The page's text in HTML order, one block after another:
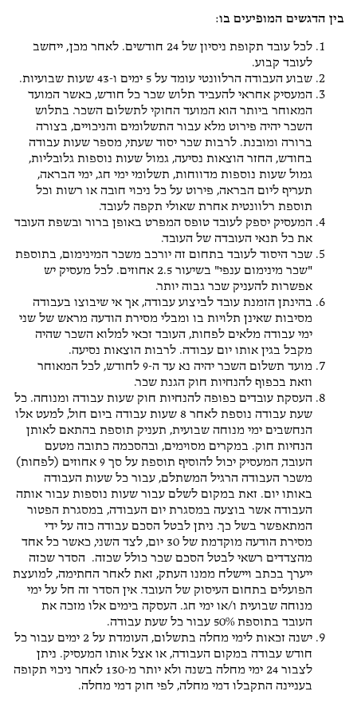
בין הדגשים המופיעים בו:
לכל עובד תקופת ניסיון של 24 חודשים. לאחר מכן, ייחשב
לעובד קבוע.
שבוע העבודה הרלוונטי עומד על 5 ימים ו-43 שעות שבועיות.
המעסיק אחראי להעביד תלוש שכר כל חודש, כאשר המועד
המאוחר ביותר הוא המועד החוקי לתשלום השכר. בתלוש
השכר יהיה פירוט מלא עבור התשלומים והניכויים, בצורה
ברורה ומובנת. לרבות שכר יסוד שעתי, מספר שעות עבודה
בחודש, החזר הוצאות נסיעה, גמול שעות נוספות גלובליות,
גמול שעות נוספות מדווחות, תשלומי ימי חג, ימי הבראה,
תעריף ליום הבראה, פירוט על כל ניכוי חובה או רשות וכל
תוספת רלוונטית אחרת שאולי תקפה לעובד.
המעסיק יספק לעובד טופס המפרט באופן ברור ובשפת העובד
את כל תנאי העובדה של העובד.
שכר היסוד לעובד בתחום זה יורכב משכר המינימום, בתוספת
"שכר מינימום ענפי" בשיעור 2.5 אחוזים. לכל מעסיק יש
אפשרות להעניק שכר גבוה יותר.
בהינתן הזמנת עובד לביצוע עבודה, אך אי שיבוצו בעבודה
מסיבות שאינן תלויות בו ומבלי מסירת הודעה מראש של שני
ימי עבודה מלאים לפחות, העובד זכאי למלוא השכר שהיה
מקבל בגין אותו יום עבודה. לרבות הוצאות נסיעה.
מועד תשלום השכר יהיה נא עד ה-9 לחודש, לכל המאוחר
וזאת בכפוף להנחיות חוק הגנת שכר.
העסקת עובדים כפופה להנחיות חוק שעות עבודה ומנוחה. כל
שעת עבודה נוספת לאחר 8 שעות עבודה ביום חול, למעט אלו
הנחשבים ימי מנוחה שבועית, תעניק תוספת בהתאם לאותן
הנחיות חוק. במקרים מסוימים, ובהסכמה כתובה מטעם
העובד, המעסיק יכול להוסיף תוספת על סך 9 אחוזים (לפחות)
משכר העבודה הרגיל המשתלם, עבור כל שעות העבודה
באותו יום. זאת במקום לשלם עבור שעות נוספות עבור אותה
העבודה אשר בוצעה במסגרת יום העבודה, במסגרת הפטור
המתאפשר בשל כך. ניתן לבטל הסכם עבודה כזה על ידי
מסירת הודעה מוקדמת של 30 יום, לצד השני, כאשר כל אחד
מהצדדים רשאי לבטל הסכם שכר כולל שכזה. הסדר שכזה
ייערך בכתב ויישלח ממנו העתק, זאת לאחר החתימה, למועצת
הפועלים בתחום העיסוק של העובד. אין הסדר זה חל על ימי
מנוחה שבועית ו/או ימי חג. העסקה בימים אלו מזכה את
העובד בתוספת 50% עבור כל שעת עבודה.
ישנה זכאות לימי מחלה בתשלום, העומדת על 2 ימים עבור כל
חודש עבודה במקום העבודה, או אצל אותו המעסיק. ניתן
לצבור 24 ימי מחלה בשנה ולא יותר מ-130 לאחר ניכוי תקופה
בעניינה התקבלו דמי מחלה, לפי חוק דמי מחלה.